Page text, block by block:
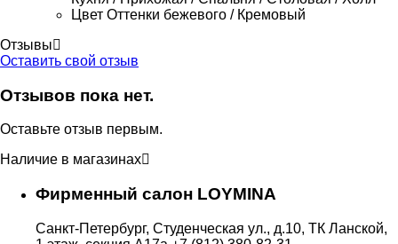
Цвет Оттенки бежевого / Кремовый
Отзывы
Оставить свой отзыв
Отзывов пока нет.
Оставьте отзыв первым.
Наличие в магазинах
Фирменный салон LOYMINA
Санкт-Петербург, Студенческая ул., д.10, ТК Ланской,